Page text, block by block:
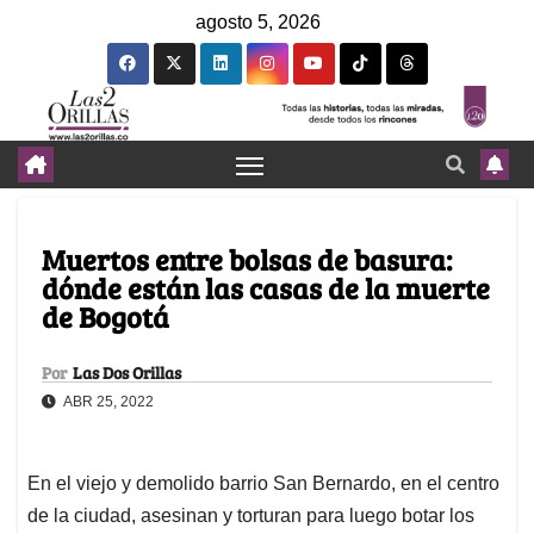
agosto 5, 2026
Muertos entre bolsas de basura:
dónde están las casas de la muerte
de Bogotá
Por Las Dos Orillas
ABR 25, 2022
En el viejo y demolido barrio San Bernardo, en el centro
de la ciudad, asesinan y torturan para luego botar los